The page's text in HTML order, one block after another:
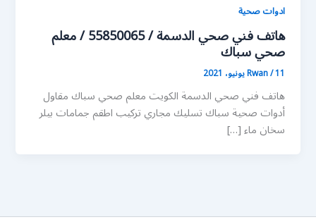
ادوات صحية
هاتف فني صحي الدسمة / 55850065 / معلم
صحي سباك
Rwan/11 يونيو، 2021
هاتف فني صحي الدسمة الكويت معلم صحي سباك مقاول
أدوات صحية سباك تسليك مجاري تركيب اطقم جمامات بيلر
سخان ماء […]